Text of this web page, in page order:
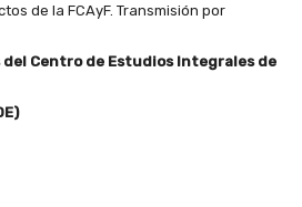
de la FCAyF. Transmisión por
Centro de Estudios Integrales de